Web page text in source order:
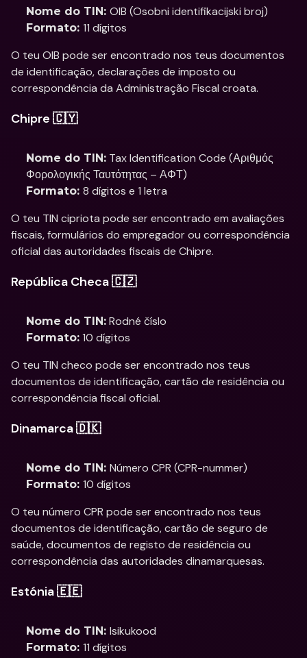
Nome do TIN: OIB (Osobni identifikacijski broj)
Formato: 11 dígitos
O teu OIB pode ser encontrado nos teus documentos
de identificação, declarações de imposto ou
correspondência da Administração Fiscal croata.
Chipre 🇨🇾
Nome do TIN: Tax Identification Code (Αριθμός
Φορολογικής Ταυτότητας – ΑΦΤ)
Formato: 8 dígitos e 1 letra
O teu TIN cipriota pode ser encontrado em avaliações
fiscais, formulários do empregador ou correspondência
oficial das autoridades fiscais de Chipre.
República Checa 🇨🇿
Nome do TIN: Rodné číslo
Formato: 10 dígitos
O teu TIN checo pode ser encontrado nos teus
documentos de identificação, cartão de residência ou
correspondência fiscal oficial.
Dinamarca 🇩🇰
Nome do TIN: Número CPR (CPR-nummer)
Formato: 10 dígitos
O teu número CPR pode ser encontrado nos teus
documentos de identificação, cartão de seguro de
saúde, documentos de registo de residência ou
correspondência das autoridades dinamarquesas.
Estónia 🇪🇪
Nome do TIN: Isikukood
Formato: 11 dígitos